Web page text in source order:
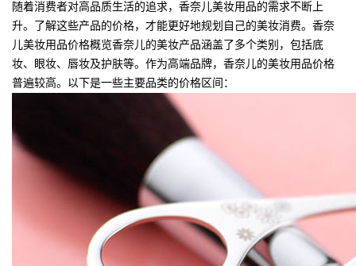
随着消费者对高品质生活的追求，香奈儿美妆用品的需求不断上
升。了解这些产品的价格，才能更好地规划自己的美妆消费。香奈
儿美妆用品价格概览香奈儿的美妆产品涵盖了多个类别，包括底
妆、眼妆、唇妆及护肤等。作为高端品牌，香奈儿的美妆用品价格
普遍较高。以下是一些主要品类的价格区间：